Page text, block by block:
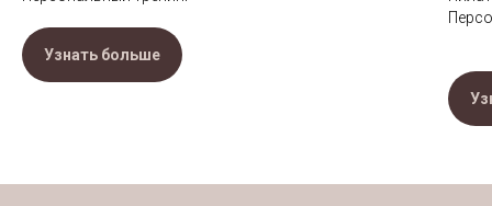
Узнать больше